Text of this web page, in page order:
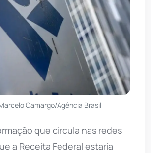
Camargo/Agência Brasil
que circula nas redes
a Receita Federal estaria